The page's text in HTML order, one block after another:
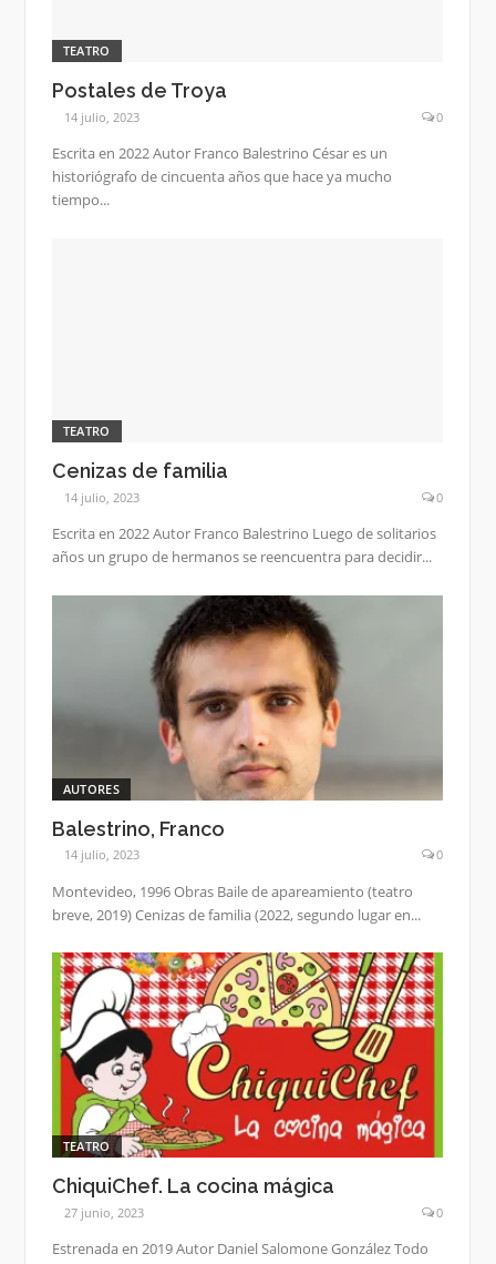
TEATRO
Postales de Troya
14 julio, 2023 0
Escrita en 2022 Autor Franco Balestrino César es un
historiógrafo de cincuenta años que hace ya mucho
tiempo...
TEATRO
Cenizas de familia
14 julio, 2023 0
Escrita en 2022 Autor Franco Balestrino Luego de solitarios
años un grupo de hermanos se reencuentra para decidir...
AUTORES
Balestrino, Franco
14 julio, 2023 0
Montevideo, 1996 Obras Baile de apareamiento (teatro
breve, 2019) Cenizas de familia (2022, segundo lugar en...
TEATRO
ChiquiChef. La cocina mágica
27 junio, 2023 0
Estrenada en 2019 Autor Daniel Salomone González Todo